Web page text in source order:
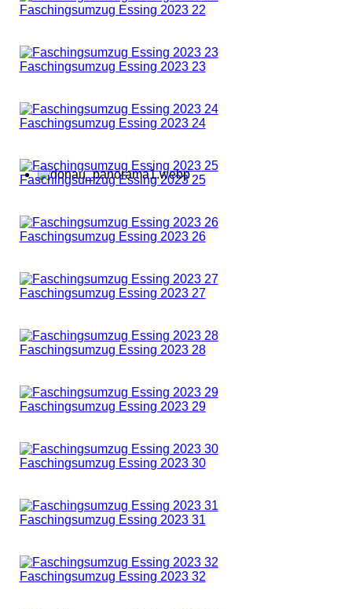
Faschingsumzug Essing 2023 22
Faschingsumzug Essing 2023 23
Faschingsumzug Essing 2023 24
Faschingsumzug Essing 2023 25
Faschingsumzug Essing 2023 26
Faschingsumzug Essing 2023 27
Faschingsumzug Essing 2023 28
Faschingsumzug Essing 2023 29
Faschingsumzug Essing 2023 30
Faschingsumzug Essing 2023 31
Faschingsumzug Essing 2023 32